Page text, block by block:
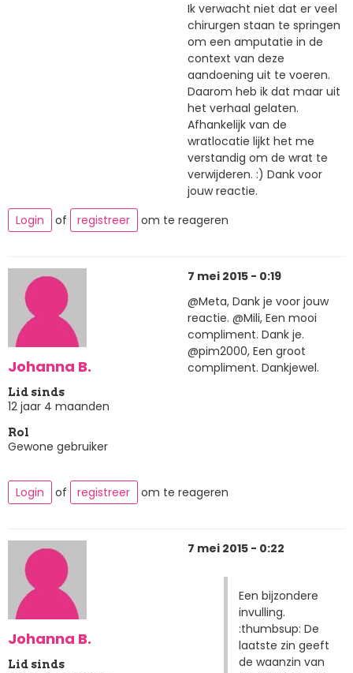
Ik verwacht niet dat er veel
chirurgen staan te springen
om een amputatie in de
context van deze
aandoening uit te voeren.
Daarom heb ik dat maar uit
het verhaal gelaten.
Afhankelijk van de
wratlocatie lijkt het me
verstandig om de wrat te
verwijderen. :) Dank voor
jouw reactie.
Login
of registreer om te reageren
Johanna B.
Lid sinds
12 jaar 4 maanden
Rol
Gewone gebruiker
7 mei 2015 - 0:19
@Meta, Dank je voor jouw
reactie. @Mili, Een mooi
compliment. Dank je.
@pim2000, Een groot
compliment. Dankjewel.
Login of registreer om te reageren
Johanna B.
Lid sinds
7 mei 2015 - 0:22
Een bijzondere
invulling.
:thumbsup: De
laatste zin geeft
de waanzin van